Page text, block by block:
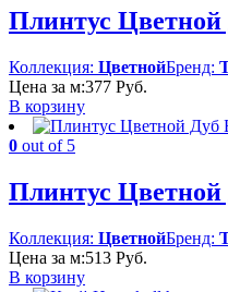
Плинтус Цветной
Коллекция: ЦветнойБренд:
Цена за м:377 Руб.
В корзину
0 out of 5
Плинтус Цветной
Коллекция: ЦветнойБренд:
Цена за м:513 Руб.
В корзину